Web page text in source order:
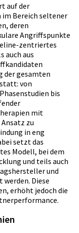
auf der
Bereich seltener
deren
Angriffspunkte
zentriertes
auch aus
der gesamten
von
bis
mit
zu
in eng
setzt das
Modell, bei dem
und teils auch
und
Diese
erhöht jedoch die